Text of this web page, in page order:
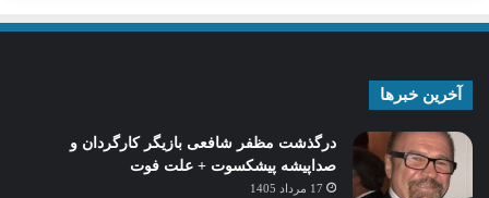
آخرین خبرها
درگذشت مظفر شافعی بازیگر کارگردان و
صداپیشه پیشکسوت + علت فوت
17 مرداد 1405